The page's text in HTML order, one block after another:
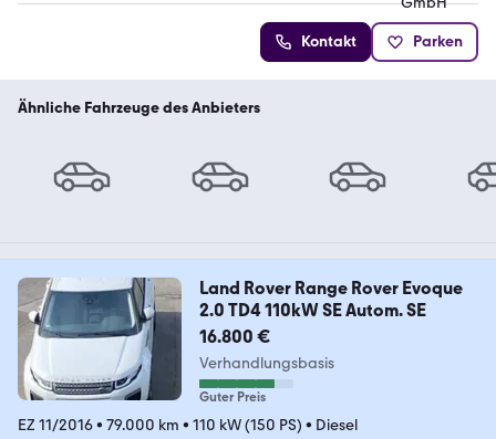
Kontakt Parken
Ähnliche Fahrzeuge des Anbieters
Land Rover Range Rover Evoque
2.0 TD4 110kW SE Autom. SE
16.800 €
Verhandlungsbasis
Guter Preis
EZ 11/2016• 79.000 km • 110 kW (150 PS) • Diesel